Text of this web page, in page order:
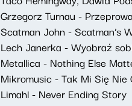
Grzegorz Turnau -
Scatman John - Scatman's
Lech Janerka - Wyobraź
Metallica - Nothing Else
Mikromusic - Tak Mi Się Nie
Limahl - Never Ending Story